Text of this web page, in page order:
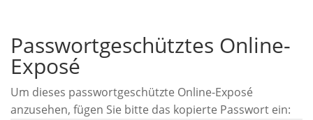
Passwortgeschütztes Online-
Exposé
Um dieses passwortgeschützte Online-Exposé
anzusehen, fügen Sie bitte das kopierte Passwort ein: